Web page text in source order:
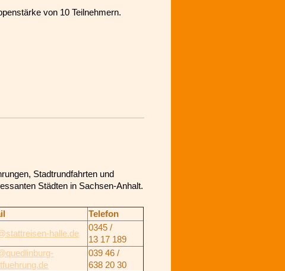
von 10 Teilnehmern.
Stadtrundfahrten und
Städten in Sachsen-Anhalt.
Telefon
halle.de
0345 /
13 17 189
039 46 /
638 20 30